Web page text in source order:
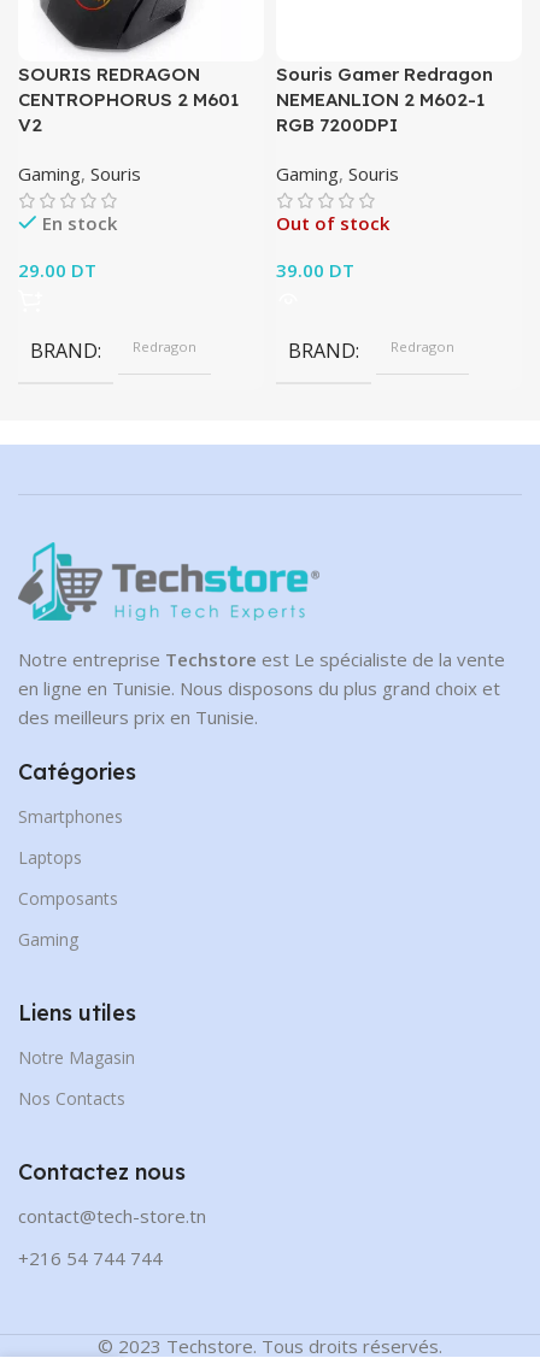
SOURIS REDRAGON
CENTROPHORUS 2 M601
V2
Gaming, Souris
En stock
29.00 DT
BRAND Redragon
Souris Gamer Redragon
NEMEANLION 2 M602-1
RGB 7200DPI
Gaming, Souris
Out of stock
39.00 DT
BRAND Redragon
Notre entreprise Techstore est Le spécialiste de la vente
en ligne en Tunisie. Nous disposons du plus grand choix et
des meilleurs prix en Tunisie.
Catégories
Smartphones
Laptops
Composants
Gaming
Liens utiles
Notre Magasin
Nos Contacts
Contactez nous
contact@tech-store.tn
+216 54 744 744
© 2023 Techstore. Tous droits réservés.